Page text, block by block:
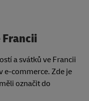
Francii
a svátků ve Francii
e-commerce. Zde je
označit do